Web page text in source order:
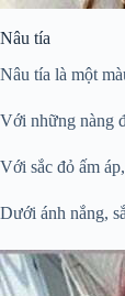
Nâu tía
Nâu tía là một
Với những nàng
Với sắc đỏ ấm
Dưới ánh nắng,